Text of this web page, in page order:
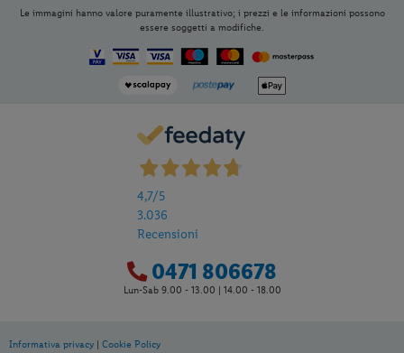
Le immagini hanno valore puramente illustrativo; i prezzi e le informazioni possono
essere soggetti a modifiche.
4,7/5
3.036
Recensioni
0471 806678
Lun-Sab 9.00 - 13.00 | 14.00 - 18.00
Informativa privacy | Cookie Policy